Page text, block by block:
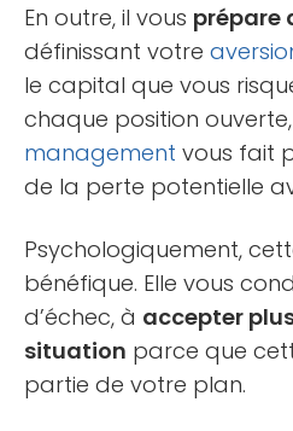
En outre, il vous prépare
définissant votre
le capital que vous
chaque position
management vous fait
de la perte potentielle
Psychologiquement,
bénéfique. Elle vous
d’échec, à accepter
situation parce que
partie de votre plan.